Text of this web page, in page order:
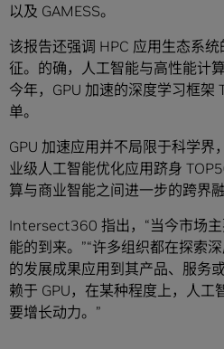
以及 GAMESS。
该报告还强调 HPC 应用生态系
征。的确，人工智能与高性能计
今年，GPU 加速的深度学习框架
单。
GPU 加速应用并不局限于科学界
业级人工智能优化应用跻身
算与商业智能之间进一步的跨界融
Intersect360 指出，“当今市场
能的到来。”“许多组织都在探索
的发展成果应用到其产品、服务
赖于 GPU，在某种程度上，人工
要增长动力。”